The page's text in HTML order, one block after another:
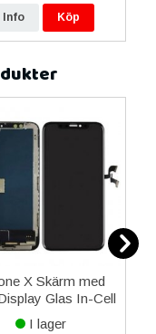
Info Köp
X Skärm med
Glas In-Cell
JK - Svart
I lager